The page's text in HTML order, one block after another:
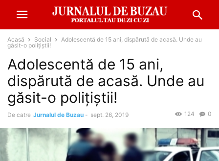
Acasă Social
Adolescentă de 15 ani, dispărută de acasă. Unde au
găsit-o polițiștii!
Adolescentă de 15 ani,
dispărută de acasă. Unde au
găsit-o polițiștii!
De catre Jurnalul de Buzau - sept. 26, 2019 0
124